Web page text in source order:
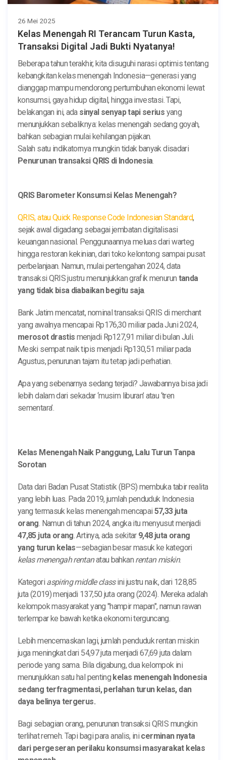
26 Mei 2025
Kelas Menengah RI Terancam Turun Kasta,
Transaksi Digital Jadi Bukti Nyatanya!
Beberapa tahun terakhir, kita disuguhi narasi optimis tentang
kebangkitan kelas menengah Indonesia—generasi yang
dianggap mampu mendorong pertumbuhan ekonomi lewat
konsumsi, gaya hidup digital, hingga investasi. Tapi,
belakangan ini, ada sinyal senyap tapi serius yang
menunjukkan sebaliknya: kelas menengah sedang goyah,
bahkan sebagian mulai kehilangan pijakan.
Salah satu indikatornya mungkin tidak banyak disadari
Penurunan transaksi QRIS di Indonesia
QRIS Barometer Konsumsi Kelas Menengah?
QRIS, atau Quick Response Code Indonesian Standard,
sejak awal digadang sebagai jembatan digitalisasi
keuangan nasional. Penggunaannya meluas dari warteg
hingga restoran kekinian, dari toko kelontong sampai pusat
perbelanjaan. Namun, mulai pertengahan 2024, data
transaksi QRIS justru menunjukkan grafik menurun tanda
yang tidak bisa diabaikan begitu saja
Bank Jatim mencatat, nominal transaksi QRIS di merchant
yang awalnya mencapai Rp176,30 miliar pada Juni 2024,
merosot drastis menjadi Rp127,91 miliar di bulan Juli.
Meski sempat naik tipis menjadi Rp130,51 miliar pada
Agustus, penurunan tajam itu tetap jadi perhatian.
Apa yang sebenarnya sedang terjadi? Jawabannya bisa jadi
lebih dalam dari sekadar ‘musim liburan’ atau ‘tren
sementara’.
Kelas Menengah Naik Panggung, Lalu Turun Tanpa
Sorotan
Data dari Badan Pusat Statistik (BPS) membuka tabir realita
yang lebih luas. Pada 2019, jumlah penduduk Indonesia
yang termasuk kelas menengah mencapai 57,33 juta
orang . Namun di tahun 2024, angka itu menyusut menjadi
47,85 juta orang . Artinya, ada sekitar 9,48 juta orang
yang turun kelas—sebagian besar masuk ke kategori
kelas menengah rentanatau bahkan rentan miskin.
Kategori aspiring middle classini justru naik, dari 128,85
juta (2019) menjadi 137,50 juta orang (2024). Mereka adalah
kelompok masyarakat yang "hampir mapan", namun rawan
terlempar ke bawah ketika ekonomi terguncang.
Lebih mencemaskan lagi, jumlah penduduk rentan miskin
juga meningkat dari 54,97 juta menjadi 67,69 juta dalam
periode yang sama. Bila digabung, dua kelompok ini
menunjukkan satu hal penting kelas menengah Indonesia
sedang terfragmentasi, perlahan turun kelas, dan
daya belinya tergerus.
Bagi sebagian orang, penurunan transaksi QRIS mungkin
terlihat remeh. Tapi bagi para analis, ini cerminan nyata
dari pergeseran perilaku konsumsi masyarakat kelas